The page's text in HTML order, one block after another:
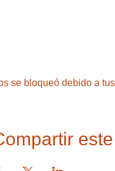
se bloqueó debido a